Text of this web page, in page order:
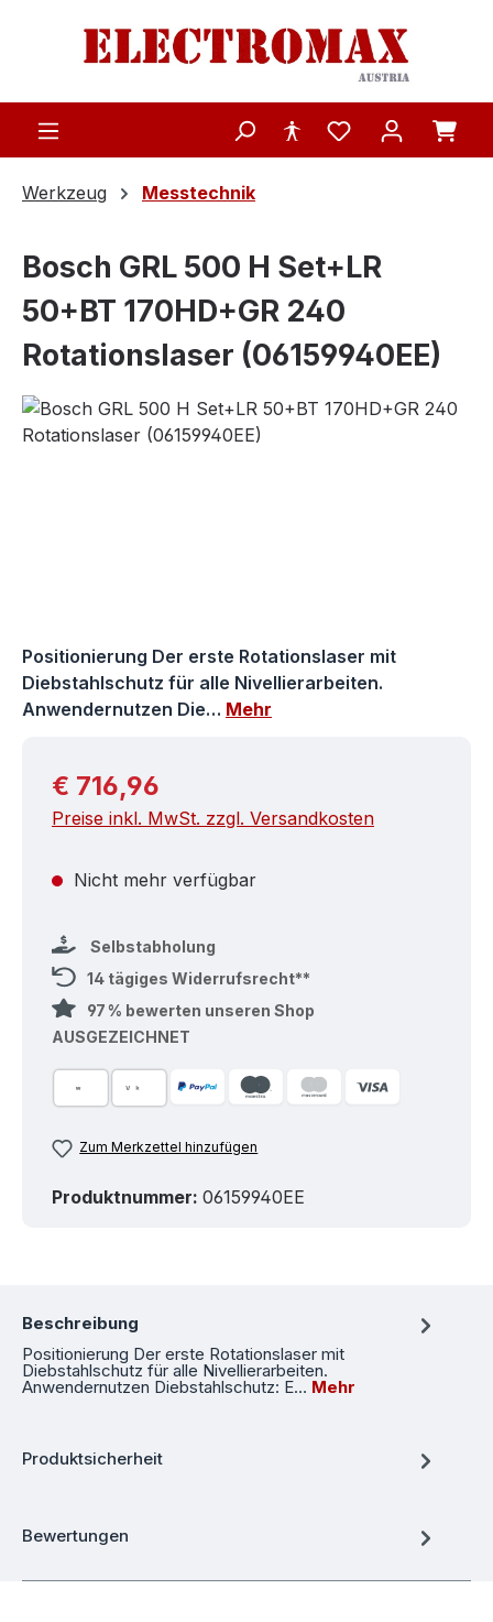
Zum Hauptinhalt springen
Werkzeug Messtechnik
Bosch GRL 500 H Set+LR
50+BT 170HD+GR 240
Rotationslaser (06159940EE)
Bildergalerie überspringen
Positionierung Der erste Rotationslaser mit
Diebstahlschutz für alle Nivellierarbeiten.
Anwendernutzen Die… Mehr
Regulärer Preis:
€ 716,96
Preise inkl. MwSt. zzgl. Versandkosten
Nicht mehr verfügbar
Selbstabholung
14 tägiges Widerrufsrecht**
97 % bewerten unseren Shop
AUSGEZEICHNET
Zum Merkzettel hinzufügen
Produktnummer: 06159940EE
Beschreibung
Positionierung Der erste Rotationslaser mit
Diebstahlschutz für alle Nivellierarbeiten.
Anwendernutzen Diebstahlschutz: E… Mehr
Produktsicherheit
Bewertungen